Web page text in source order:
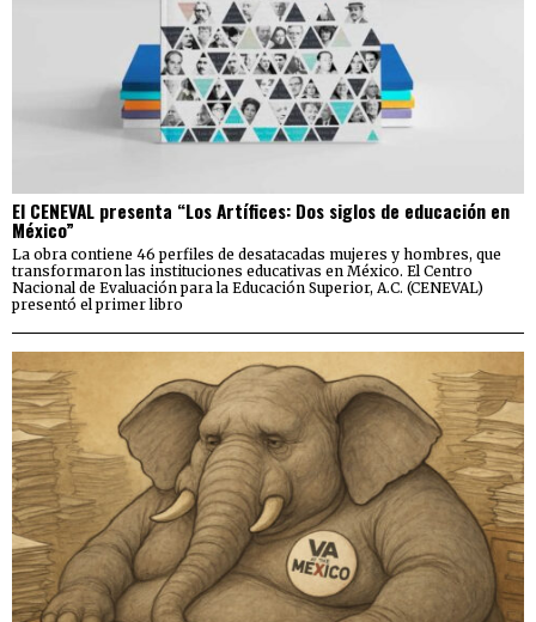
El CENEVAL presenta “Los Artífices: Dos siglos de educación en
México”
La obra contiene 46 perfiles de desatacadas mujeres y hombres, que
transformaron las instituciones educativas en México. El Centro
Nacional de Evaluación para la Educación Superior, A.C. (CENEVAL)
presentó el primer libro